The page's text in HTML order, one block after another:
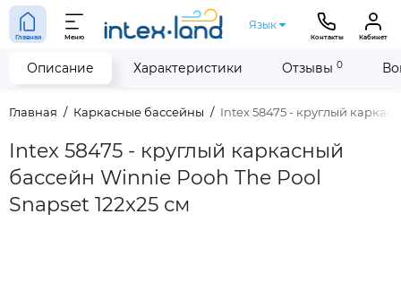
Главная Меню
Язык
Контакты Кабинет
Главная Каркасные бассейны Intex 58475 - круглый
Intex 58475 - круглый каркасный
бассейн Winnie Pooh The Pool
Snapset 122x25 см
Описание Характеристики Отзывы 0